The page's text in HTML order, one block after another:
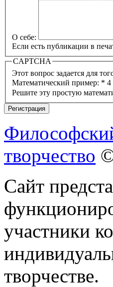
О себе:
Если есть публикации в
CAPTCHA
Математический пример: * 4
Решите эту простую
творчество
Сайт
участники
творчестве.